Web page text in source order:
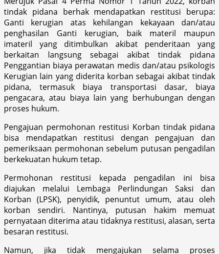
tindak pidana berhak mendapatkan restitusi berupa:
Ganti kerugian atas kehilangan kekayaan dan/atau
penghasilan Ganti kerugian, baik materil maupun
imateril yang ditimbulkan akibat penderitaan yang
berkaitan langsung sebagai akibat tindak pidana
Penggantian biaya perawatan medis dan/atau psikologis
Kerugian lain yang diderita korban sebagai akibat tindak
pidana, termasuk biaya transportasi dasar, biaya
pengacara, atau biaya lain yang berhubungan dengan
proses hukum.
Pengajuan permohonan restitusi Korban tindak pidana
bisa mendapatkan restitusi dengan pengajuan dan
pemeriksaan permohonan sebelum putusan pengadilan
berkekuatan hukum tetap.
Permohonan restitusi kepada pengadilan ini bisa
diajukan melalui Lembaga Perlindungan Saksi dan
Korban (LPSK), penyidik, penuntut umum, atau oleh
korban sendiri. Nantinya, putusan hakim memuat
pernyataan diterima atau tidaknya restitusi, alasan, serta
besaran restitusi.
Namun, jika tidak mengajukan selama proses